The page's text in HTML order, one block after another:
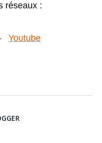
réseaux :
Youtube